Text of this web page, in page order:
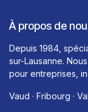
À propos de
Depuis 1984,
sur-Lausanne.
pour entreprises,
Vaud · Fribourg ·